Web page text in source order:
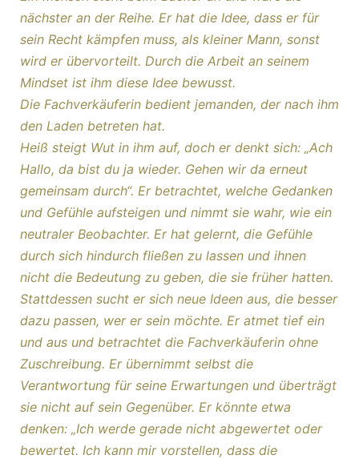
nächster an der Reihe. Er hat die Idee, dass er für
sein Recht kämpfen muss, als kleiner Mann, sonst
wird er übervorteilt. Durch die Arbeit an seinem
Mindset ist ihm diese Idee bewusst.
Die Fachverkäuferin bedient jemanden, der nach ihm
den Laden betreten hat.
Heiß steigt Wut in ihm auf, doch er denkt sich: „Ach
Hallo, da bist du ja wieder. Gehen wir da erneut
gemeinsam durch“. Er betrachtet, welche Gedanken
und Gefühle aufsteigen und nimmt sie wahr, wie ein
neutraler Beobachter. Er hat gelernt, die Gefühle
durch sich hindurch fließen zu lassen und ihnen
nicht die Bedeutung zu geben, die sie früher hatten.
Stattdessen sucht er sich neue Ideen aus, die besser
dazu passen, wer er sein möchte. Er atmet tief ein
und aus und betrachtet die Fachverkäuferin ohne
Zuschreibung. Er übernimmt selbst die
Verantwortung für seine Erwartungen und überträgt
sie nicht auf sein Gegenüber. Er könnte etwa
denken: „Ich werde gerade nicht abgewertet oder
bewertet. Ich kann mir vorstellen, dass die